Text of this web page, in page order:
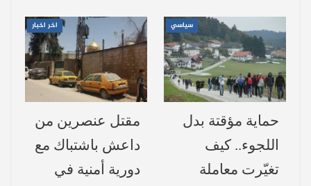
الإصرار على إبقاء سوريا مثالًا للفوضى
والتدمير، يُستخدم لتخويف شعوب المنطقة من
التغيير.
تفوق درزي واضح بتدخل إسرائيلي
التدخل الإسرائيلي في الجنوب، عبر غارات
ومسيرات، جاء في سياق تعزيز موقف الشيخ
سياسي
حماية مؤقتة بدل
اللجوء.. كيف
تغيّرت معاملة
اخر اخبار
مقتل عنصرين من
داعش باشتباك مع
دورية أمنية في